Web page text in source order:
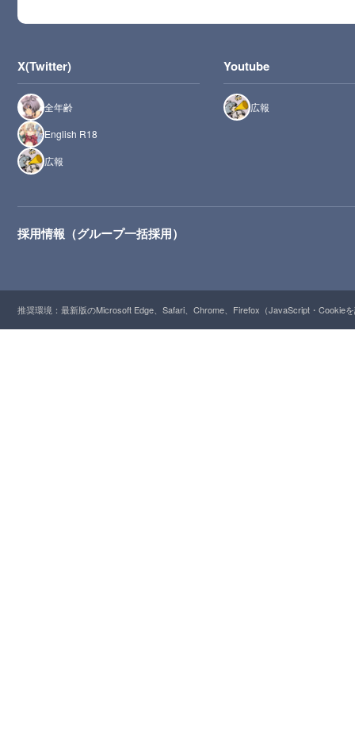
X(Twitter)
全年齢
English R18
広報
Youtube
広報
採用情報（グループ一括採用）
推奨環境：最新版のMicrosoft Edge、Safari、Chrome、Firefox（JavaScript・Cookie